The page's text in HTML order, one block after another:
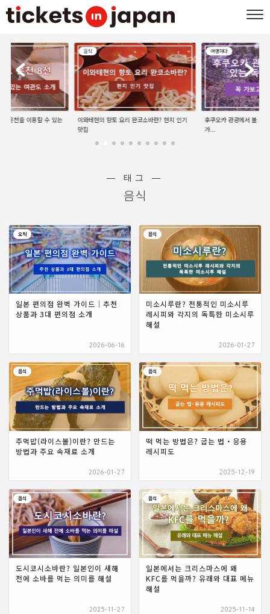
| 온천을 이용할 수 있는
음식
이와테현의 향토 요리 완코소바란? 현지 인기
맛집
여행하다
후쿠오카 관광에서 볼 수
가...
― 태그 ―
음식
오락
일본 편의점 완벽 가이드｜추천
상품과 3대 편의점 소개
2026-06-16
음식
미소시루란? 전통적인 미소시루
레시피와 각지의 독특한 미소시루
해설
2026-01-27
음식
주먹밥(라이스볼)이란? 만드는
방법과 주요 속재료 소개
2026-01-27
음식
떡 먹는 방법은? 굽는 법・응용
레시피도
2025-12-19
음식
도시코시소바란? 일본인이 새해
전에 소바를 먹는 의미를 해설
2025-11-27
음식
일본에서는 크리스마스에 왜
KFC를 먹을까? 유래와 대표 메뉴
해설
2025-11-14